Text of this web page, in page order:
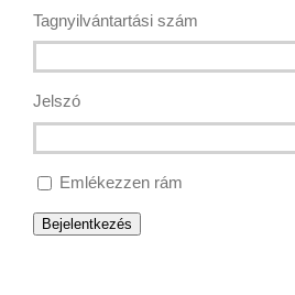
Tagnyilvántartási szám
Jelszó
Emlékezzen rám
Bejelentkezés